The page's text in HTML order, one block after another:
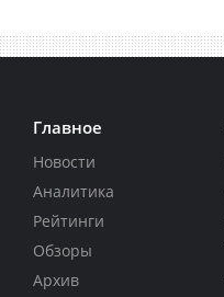
Главное
Новости
Аналитика
Рейтинги
Обзоры
Архив